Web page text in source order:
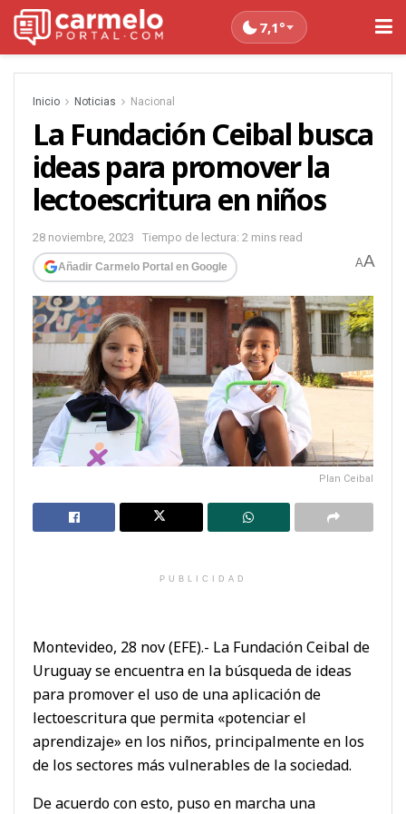
7,1°
Inicio Noticias Nacional
La Fundación Ceibal busca
ideas para promover la
lectoescritura en niños
28 noviembre, 2023 Tiempo de lectura: 2 mins read
Añadir Carmelo Portal en Google AA
Plan Ceibal
PUBLICIDAD
Montevideo, 28 nov (EFE).- La Fundación Ceibal de
Uruguay se encuentra en la búsqueda de ideas
para promover el uso de una aplicación de
lectoescritura que permita «potenciar el
aprendizaje» en los niños, principalmente en los
de los sectores más vulnerables de la sociedad.
De acuerdo con esto, puso en marcha una